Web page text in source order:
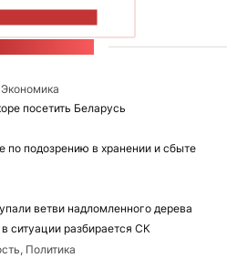
посетить Беларусь
по подозрению в хранении и сбыте
ветви надломленного дерева
ситуации разбирается СК
Политика